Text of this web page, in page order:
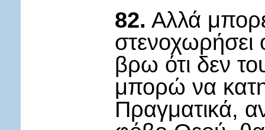
82. Αλλά
βρω ότι δεν
μπορώ να
Πραγματικά,